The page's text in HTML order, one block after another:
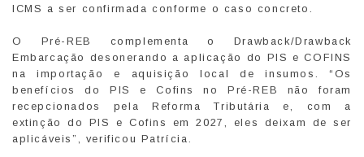
ICMS a ser confirmada conforme o caso concreto.
O Pré-REB complementa o Drawback/Drawback
Embarcação desonerando a aplicação do PIS e COFINS
na importação e aquisição local de insumos. “Os
benefícios do PIS e Cofins no Pré-REB não foram
recepcionados pela Reforma Tributária e, com a
extinção do PIS e Cofins em 2027, eles deixam de ser
aplicáveis”, verificou Patrícia.